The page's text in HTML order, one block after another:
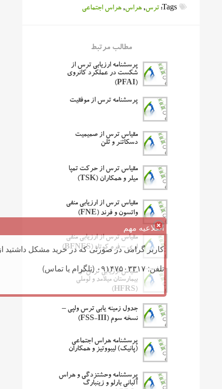
Tags: ترس,هراس,هراس اجتماعی
مطالب مرتبط
پرسشنامه ارزیابی ترس از
شکست در عملکرد کانروی
(PFAI)
پرسشنامه ترس از موفقیت
مقیاس ترس از صمیمیت
دسکاتنر و ثلن
مقیاس ترس از حرکت تمپا
میلر و همکاران (TSK)
مقیاس ترس از ارزیابی منفی
واتسون و فرند (FNE)
مقیاس ترس از ارزیابی منفی
لری – فرم کوتاه (BFNES)
مقیاس ارزیابی ترس از
بیمارستان میلامد و لوملی
(HFRS)
جدول زمینه یابی ترس ولپی –
نسخه سوم (FSS-III)
پرسشنامه هراس اجتماعی
(پانیک) لیبووتیز و همکاران
پرسشنامه وحشتزدگی و هراس
آلبانی بارلو و زینبارگ
اطلاعیه مهم
کاربر گرامی در صورتی که در خرید مشکل داشتید
تلفن: ۰۹۱۴۷۵۰۳۳۱۷ (تلگرام یا تماس)